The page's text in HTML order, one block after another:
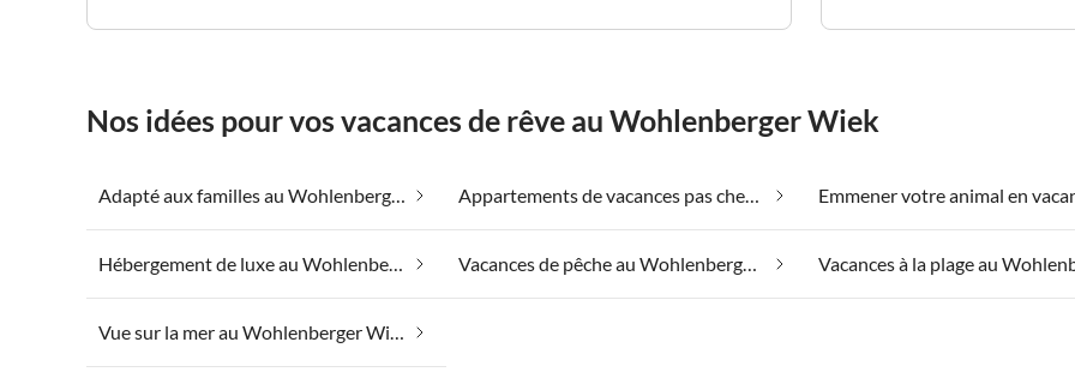
Nos idées pour vos vacances de rêve au Wohlenberger Wiek
Adapté aux familles au Wohlenberger Wiek Appartements de vacances pas chers au Wohlenberger Wiek
Hébergement de luxe au Wohlenberger Wiek Vacances de pêche au Wohlenberger Wiek
Vue sur la mer au Wohlenberger Wiek